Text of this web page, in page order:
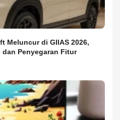
Meluncur di GIIAS 2026,
dan Penyegaran Fitur